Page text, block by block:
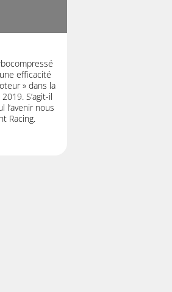
efficacité
» dans la
S’agit-il
l’avenir nous
Racing.